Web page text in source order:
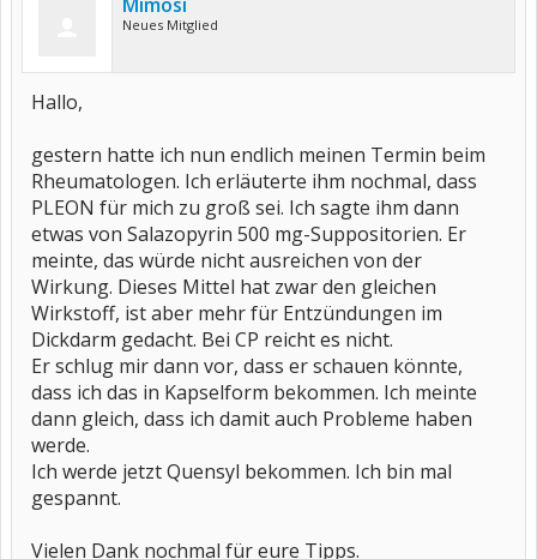
Neues Mitglied
Hallo,
gestern hatte ich nun endlich meinen Termin beim
Rheumatologen. Ich erläuterte ihm nochmal, dass
PLEON für mich zu groß sei. Ich sagte ihm dann
etwas von Salazopyrin 500 mg-Suppositorien. Er
meinte, das würde nicht ausreichen von der
Wirkung. Dieses Mittel hat zwar den gleichen
Wirkstoff, ist aber mehr für Entzündungen im
Dickdarm gedacht. Bei CP reicht es nicht.
Er schlug mir dann vor, dass er schauen könnte,
dass ich das in Kapselform bekommen. Ich meinte
dann gleich, dass ich damit auch Probleme haben
werde.
Ich werde jetzt Quensyl bekommen. Ich bin mal
gespannt.
Vielen Dank nochmal für eure Tipps.